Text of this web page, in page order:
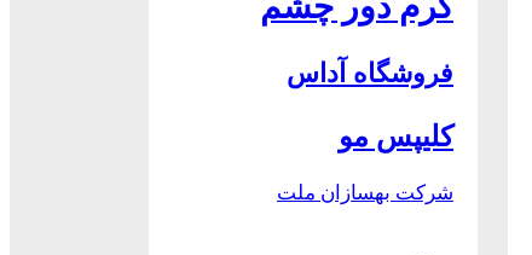
فروشگاه آداس
کلیپس مو
شرکت بهسازان ملت